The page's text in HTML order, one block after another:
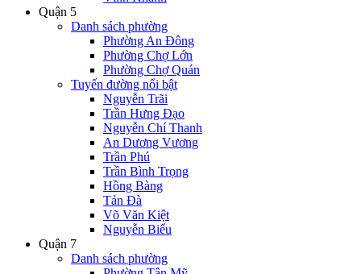
Quận 5
Danh sách phường
Phường An Đông
Phường Chợ Lớn
Phường Chợ Quán
Tuyến đường nổi bật
Nguyễn Trãi
Trần Hưng Đạo
Nguyễn Chí Thanh
An Dương Vương
Trần Phú
Trần Bình Trọng
Hồng Bàng
Tản Đà
Võ Văn Kiệt
Nguyễn Biểu
Quận 7
Danh sách phường